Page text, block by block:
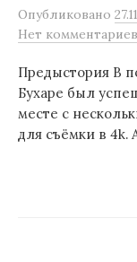
Опубликовано
Нет комментариев
Предыстория В
Бухаре был
месте с
для съёмки в 4k.